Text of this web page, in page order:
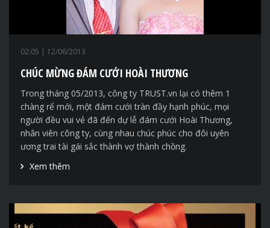
02:05 | 12/06/2013
CHÚC MỪNG ĐÁM CƯỚI HOÀI THƯƠNG
Trong tháng 05/2013, công ty TRUST.vn lại có thêm 1
chàng rể mới, một đám cưới tràn đầy hạnh phúc, mọi
người đều vui vẻ đã đến dự lễ đám cưới Hoài Thương,
nhân viên công ty, cùng nhau chúc phúc cho đôi uyên
ương trai tài gái sắc thành vợ thành chồng.
Xem thêm